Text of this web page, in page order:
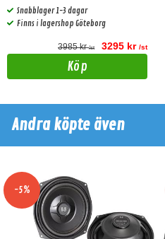
Snabblager 1-3 dagar
Finns i lagershop Göteborg
3985 kr/st 3295 kr /st
Köp
Andra köpte även
-5%